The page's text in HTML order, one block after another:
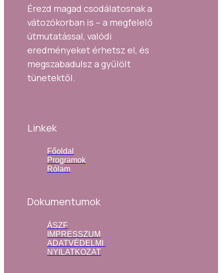
Érezd magad csodálatosnak a
vátozókorban is – a megfelelő
útmutatással, valódi
eredményeket érhetsz el, és
megszabadulsz a gyűlölt
tünetektől.
Linkek
Főoldal
Programok
Rólam
Dokumentumok
ÁSZF
IMPRESSZUM
ADATVÉDELMI
NYILATKOZAT